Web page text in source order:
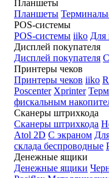
Планшеты
Планшеты
POS-системы
POS-системы iiko Для
Дисплей покупателя
Дисплей покупателя
Принтеры чеков
Принтеры чеков iiko
Poscenter Xprinter
фискальным
Сканеры штрихкода
Сканеры штрихкода
Atol 2D С экраном
склада беспроводные
Денежные ящики
Денежные ящики